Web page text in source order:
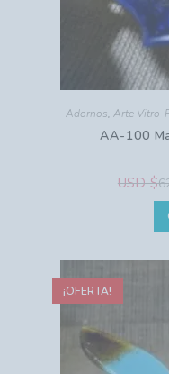
Adornos, Arte Vitro-
AA-100
USD $
¡OFERTA!